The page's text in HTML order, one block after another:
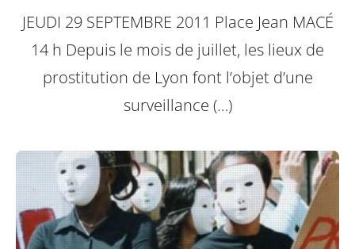
JEUDI 29 SEPTEMBRE 2011 Place Jean MACÉ
14 h Depuis le mois de juillet, les lieux de
prostitution de Lyon font l’objet d’une
surveillance (…)